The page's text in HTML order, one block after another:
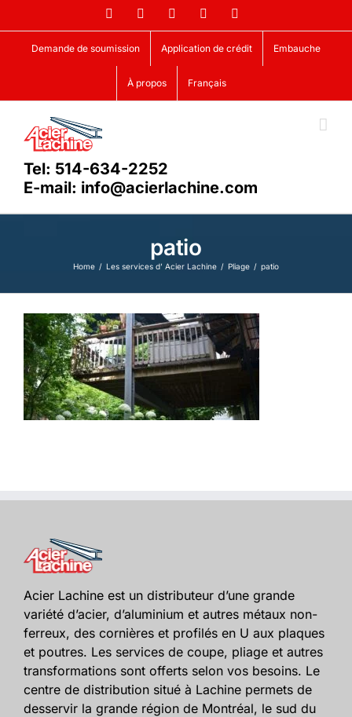
to
content
FacebookLinkedIn YouTube
Demande de soumission Application de crédit Embauche
À propos Français
Tel: 514-634-2252
E-mail: info@acierlachine.com
patio
Home Les services d’ Acier Lachine Pliage patio
Acier Lachine est un distributeur d’une grande
variété d’acier, d’aluminium et autres métaux non-
ferreux, des cornières et profilés en U aux plaques
et poutres. Les services de coupe, pliage et autres
transformations sont offerts selon vos besoins. Le
centre de distribution situé à Lachine permets de
desservir la grande région de Montréal, le sud du